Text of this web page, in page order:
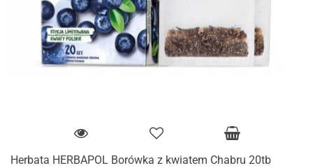
Herbata HERBAPOL Borówka z kwiatem Chabru 20tb